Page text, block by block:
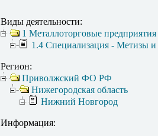
Виды деятельности:
1 Металлоторговые
1.4 Специализация - Метизы
Регион:
Приволжский ФО РФ
Нижегородская область
Нижний Новгород
Информация: